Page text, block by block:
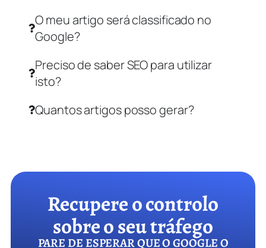
O meu artigo será classificado no
Google?
Preciso de saber SEO para utilizar
isto?
Quantos artigos posso gerar?
Recupere o controlo
sobre o seu tráfego
PARE DE ESPERAR QUE O GOOGLE O